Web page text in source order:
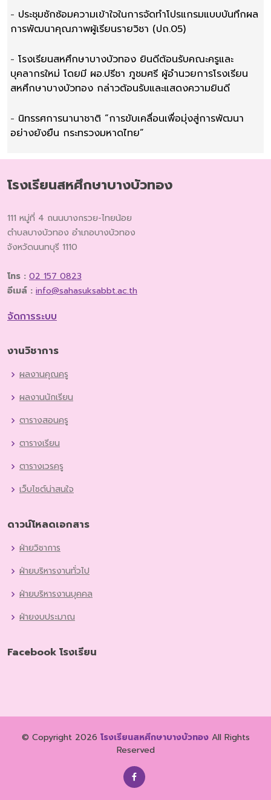
- ประชุมซักซ้อมความเข้าใจในการจัดทำโปรแกรมแบบบันทึกผล
การพัฒนาคุณภาพผู้เรียนรายวิชา (ปถ.05)
- โรงเรียนสหศึกษาบางบัวทอง ยินดีต้อนรับคณะครูและ
บุคลากรใหม่ โดยมี ผอ.ปรีชา ภูชมศรี ผู้อำนวยการโรงเรียน
สหศึกษาบางบัวทอง กล่าวต้อนรับและแสดงความยินดี
- นิทรรศการนานาชาติ “การขับเคลื่อนเพื่อมุ่งสู่การพัฒนา
อย่างยังยืน กระทรวงมหาดไทย”
โรงเรียนสหศึกษาบางบัวทอง
111 หมู่ที่ 4 ถนนบางกรวย-ไทยน้อย
ตำบลบางบัวทอง อำเภอบางบัวทอง
จังหวัดนนทบุรี 1110
โทร : 02 157 0823
อีเมล์ : info@sahasuksabbt.ac.th
จัดการระบบ
งานวิชาการ
ผลงานคุณครู
ผลงานนักเรียน
ตารางสอนครู
ตารางเรียน
ตารางเวรครู
เว็บไซต์น่าสนใจ
ดาวน์โหลดเอกสาร
ฝ่ายวิชาการ
ฝ่ายบริหารงานทั่วไป
ฝ่ายบริหารงานบุคคล
ฝ่ายงบประมาณ
Facebook โรงเรียน
© Copyright 2026 โรงเรียนสหศึกษาบางบัวทองAll Rights
Reserved